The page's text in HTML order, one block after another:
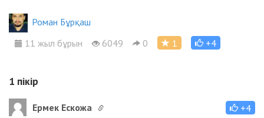
Роман Бұрқаш
11 жыл бұрын
6049 0 1 +4
1 пікір
Ермек Ескожа
+4